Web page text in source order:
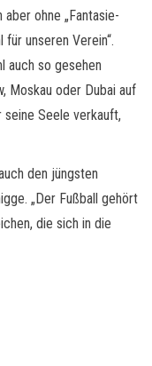
ohne „Fantasie-
unseren Verein“.
auch so gesehen
Moskau oder Dubai auf
seine Seele verkauft,
den jüngsten
„Der Fußball gehört
die sich in die